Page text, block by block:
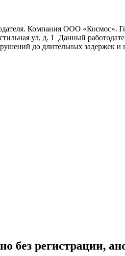
Компания ООО
ул, д. 1 Данный
до длительных задержек
без регистрации,